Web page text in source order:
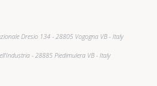
Dresio 134 - 28805 Vogogna VB - Italy
- 28885 Piedimulera VB - Italy